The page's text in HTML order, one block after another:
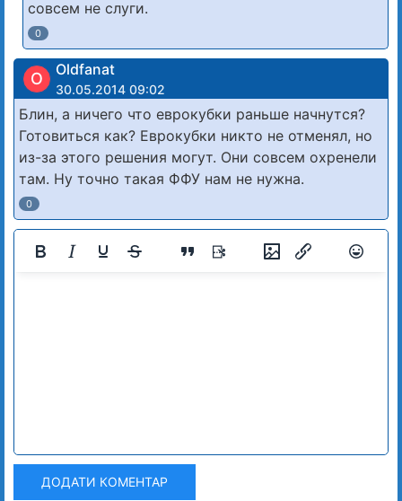
совсем не слуги.
0
O Oldfanat
30.05.2014 09:02
Блин, а ничего что еврокубки раньше начнутся?
Готовиться как? Еврокубки никто не отменял, но
из-за этого решения могут. Они совсем охренели
там. Ну точно такая ФФУ нам не нужна.
0
ДОДАТИ КОМЕНТАР